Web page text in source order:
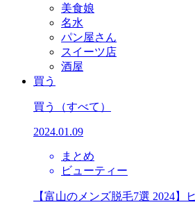
美食娘
名水
パン屋さん
スイーツ店
酒屋
買う
買う （すべて）
2024.01.09
まとめ
ビューティー
【富山のメンズ脱毛7選 2024